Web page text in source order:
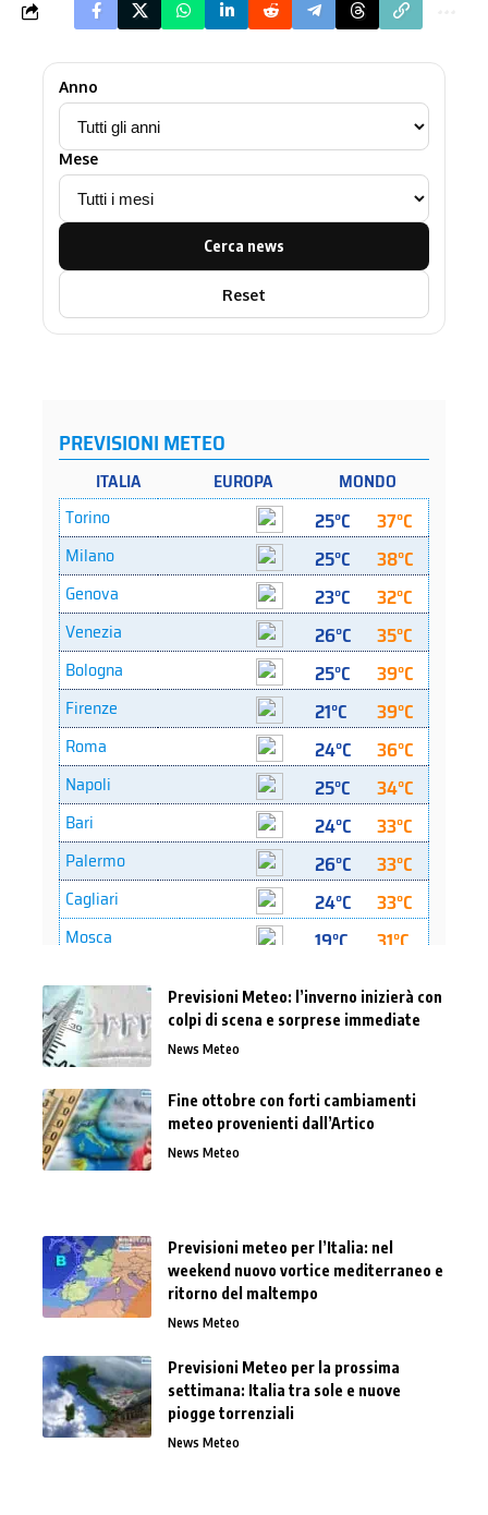
Anno
Mese
Cerca news
Reset
Previsioni Meteo: l’inverno inizierà con
colpi di scena e sorprese immediate
News Meteo
Fine ottobre con forti cambiamenti
meteo provenienti dall’Artico
News Meteo
Previsioni meteo per l’Italia: nel
weekend nuovo vortice mediterraneo e
ritorno del maltempo
News Meteo
Previsioni Meteo per la prossima
settimana: Italia tra sole e nuove
piogge torrenziali
News Meteo